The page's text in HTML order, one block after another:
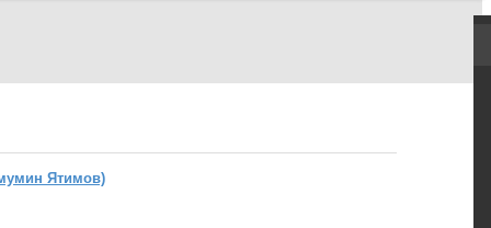
Ятимов)